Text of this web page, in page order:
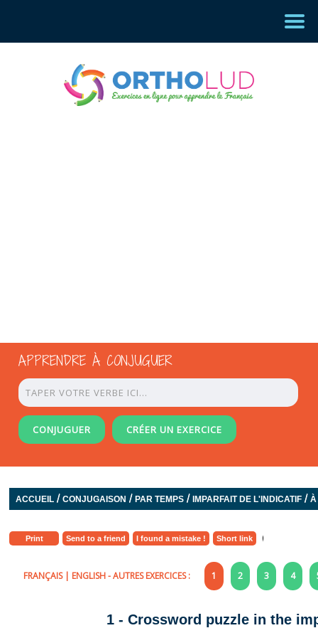
APPRENDRE À CONJUGUER
CONJUGUER CRÉER UN EXERCICE
ACCUEIL/ CONJUGAISON / PAR TEMPS/ IMPARFAIT DE L'INDICATIF/ À
Print Send to a friend I found a mistake ! Short link
FRANÇAIS| ENGLISH- AUTRES EXERCICES : 1 2 3 4
1 - Crossword puzzle in the